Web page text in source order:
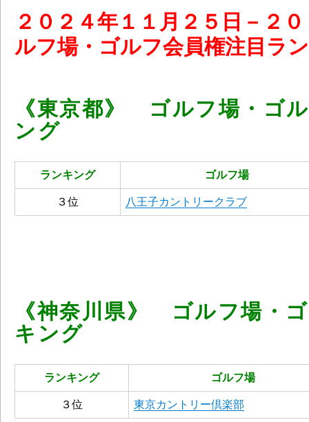
２０ ２４年１１ 月２５ 日－２
ルフ場・ゴルフ会員権注目ラ
《東京都》 ゴルフ場・ゴ
ング
ランキング ゴルフ場
３位 八王子カントリークラブ
《神奈川県》 ゴルフ場・
キング
ランキング ゴルフ場
３位 東京カントリー倶楽部